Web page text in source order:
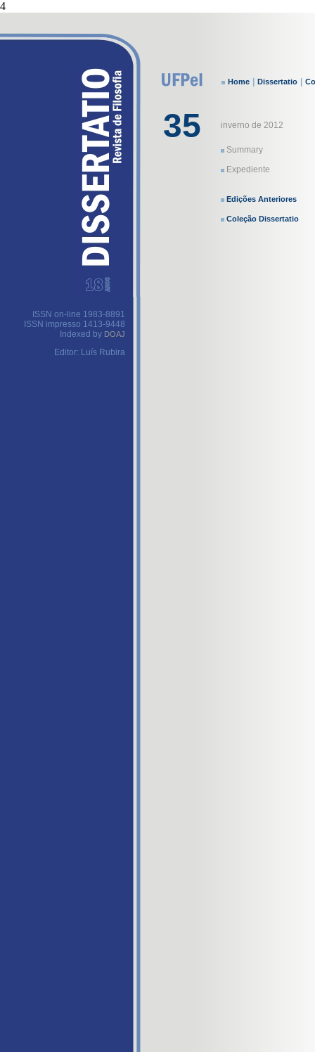
4
ISSN on-line 1983-8891
ISSN impresso 1413-9448
Indexed by DOAJ
Editor: Luís Rubira
Home Dissertatio
35 inverno de 2012
Summary
Expediente
Edições Anteriores
Coleção Dissertatio